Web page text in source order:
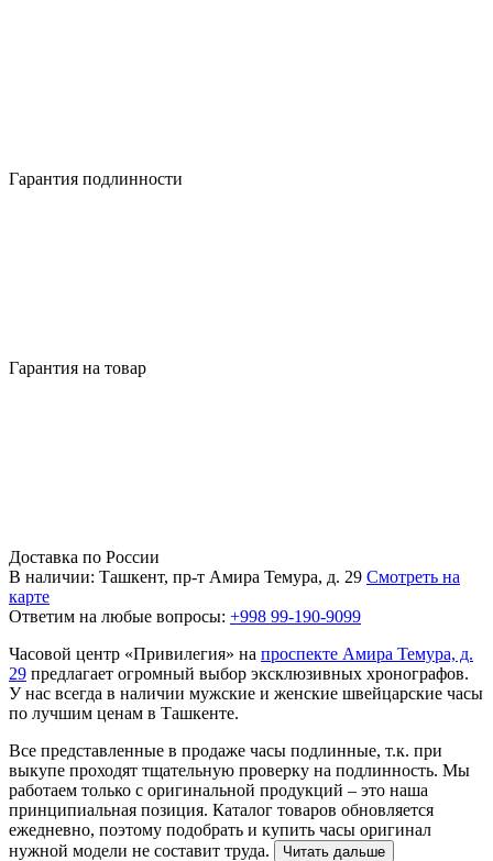
Гарантия подлинности
Гарантия на товар
Доставка по России
В наличии: Ташкент, пр-т Амира Темура, д. 29 Смотреть на
карте
Ответим на любые вопросы: +998 99-190-9099
Часовой центр «Привилегия» на проспекте Амира Темура, д.
29 предлагает огромный выбор эксклюзивных хронографов.
У нас всегда в наличии мужские и женские швейцарские часы
по лучшим ценам в Ташкенте.
Все представленные в продаже часы подлинные, т.к. при
выкупе проходят тщательную проверку на подлинность. Мы
работаем только с оригинальной продукций – это наша
принципиальная позиция. Каталог товаров обновляется
ежедневно, поэтому подобрать и купить часы оригинал
нужной модели не составит труда.
Читать дальше